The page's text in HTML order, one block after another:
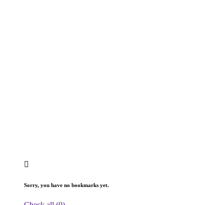
Sorry, you have no bookmarks yet.